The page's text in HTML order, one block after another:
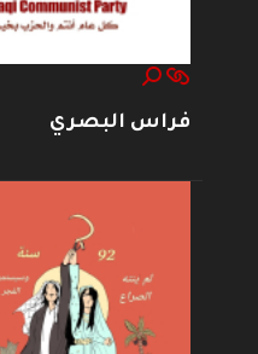
فراس البصري